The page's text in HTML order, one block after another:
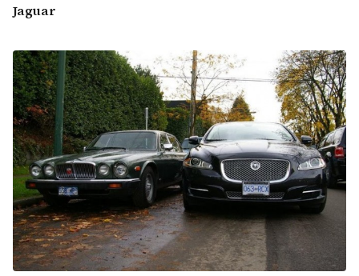
Jaguar